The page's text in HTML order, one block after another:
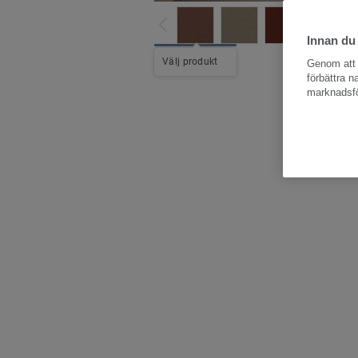
Välj produkt Hela
Innan
Genom
förbättra